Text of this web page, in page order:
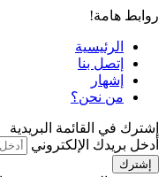
روابط هامة!
الرئيسية
إتصل بنا
إشهار
من نحن؟
إشترك في القائمة البريدية
أدخل بريدك الإلكتروني